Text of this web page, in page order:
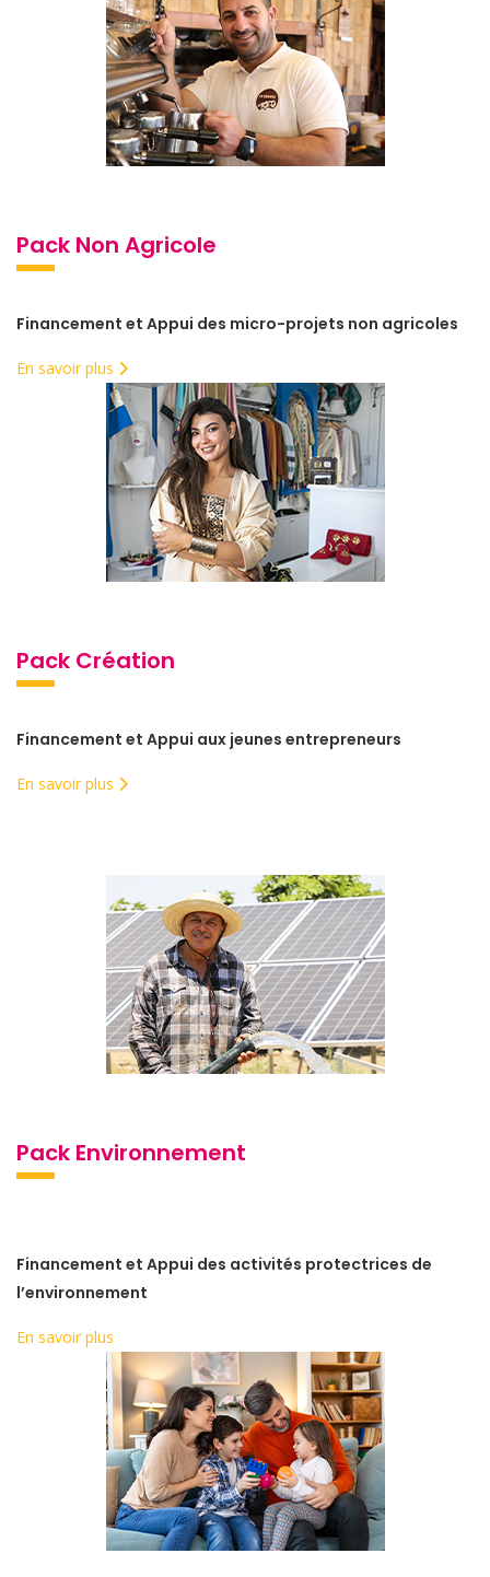
Pack Non Agricole
Financement et Appui des micro-projets non agricoles
En savoir plus
Pack Création
Financement et Appui aux jeunes entrepreneurs
En savoir plus
Pack Environnement
Financement et Appui des activités protectrices de
l’environnement
En savoir plus